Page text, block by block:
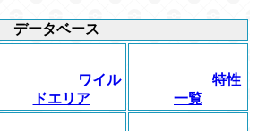
データベース
ワイル
ドエリア
特性
一覧